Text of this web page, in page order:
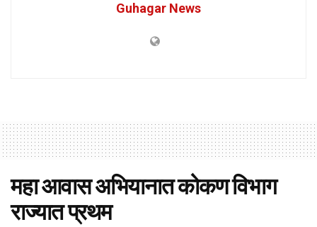
Guhagar News
महा आवास अभियानात कोकण विभाग
राज्यात प्रथम